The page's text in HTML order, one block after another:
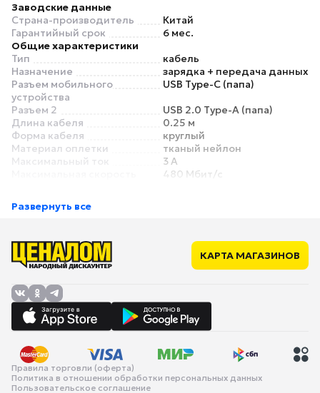
Заводские данные
Страна-производитель
Китай
Гарантийный срок
6 мес.
Общие характеристики
Тип
кабель
Назначение
зарядка + передача данных
Разъем мобильного
устройства
USB Type-C (папа)
Разъем 2
USB 2.0 Type-A (папа)
Длина кабеля
0.25 м
Форма кабеля
круглый
Материал оплетки
тканый нейлон
Максимальный ток
3 А
480 Мбит/с
Дополнительный цвет
Угловой разъем
Съемный магнитный
разъем
подсветка
Поддержка быстрой
зарядки
есть
Развернуть все
КАРТА МАГАЗИНОВ
Правила торговли (оферта)
Политика в отношении обработки персональных данных
Пользовательское соглашение